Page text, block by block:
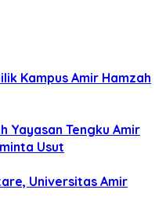
Kampus Amir Hamzah
Yayasan Tengku Amir
Usut
Universitas Amir